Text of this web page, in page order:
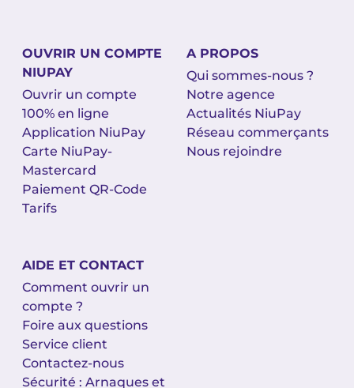
OUVRIR UN COMPTE
NIUPAY
Ouvrir un compte
100% en ligne
Application NiuPay
Carte NiuPay-
Mastercard
Paiement QR-Code
Tarifs
A PROPOS
Qui sommes-nous ?
Notre agence
Actualités NiuPay
Réseau commerçants
Nous rejoindre
AIDE ET CONTACT
Comment ouvrir un
compte ?
Foire aux questions
Service client
Contactez-nous
Sécurité : Arnaques et